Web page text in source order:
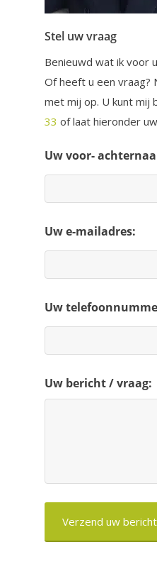
Stel uw vraag
Benieuwd wat ik voor
Of heeft u een vraag?
met mij op. U kunt mij
33 of laat hieronder
Uw voor-
Uw e-mailadres:
Uw
Uw bericht / vraag:
CAPTCHA